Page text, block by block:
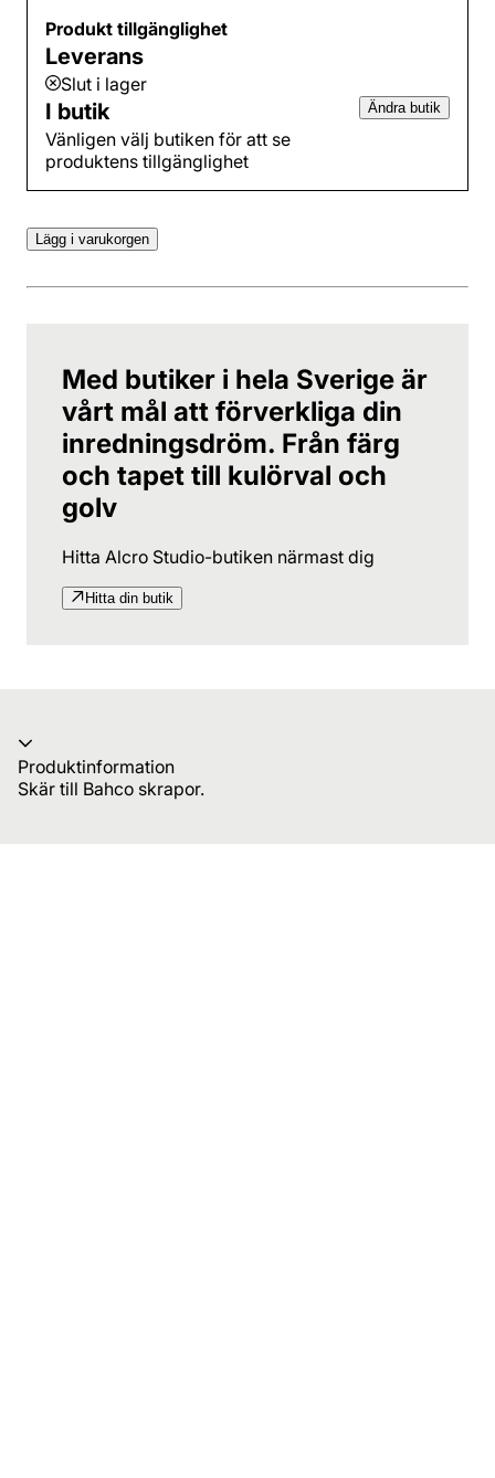
Produkt tillgänglighet
Leverans
Slut i lager
I butik
Vänligen välj butiken för att se
produktens tillgänglighet
Ändra butik
Lägg i varukorgen
Med butiker i hela Sverige är
vårt mål att förverkliga din
inredningsdröm. Från färg
och tapet till kulörval och
golv
Hitta Alcro Studio-butiken närmast dig
Hitta din butik
Produktinformation
Skär till Bahco skrapor.